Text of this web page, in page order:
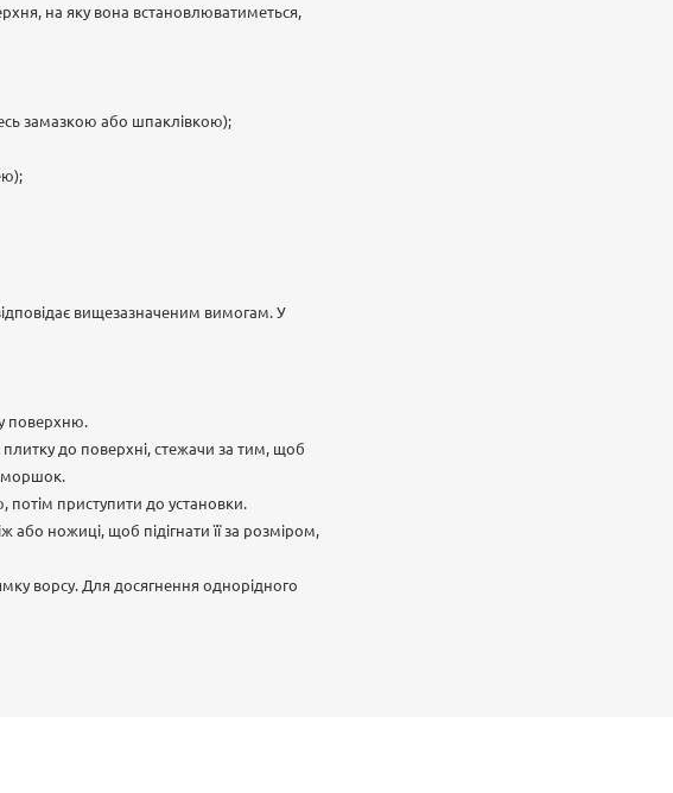
на яку вона встановлюватиметься,
замазкою або шпаклівкою);
вищезазначеним вимогам. У
поверхню.
до поверхні, стежачи за тим, щоб
потім приступити до установки.
ножиці, щоб підігнати її за розміром,
ворсу. Для досягнення однорідного